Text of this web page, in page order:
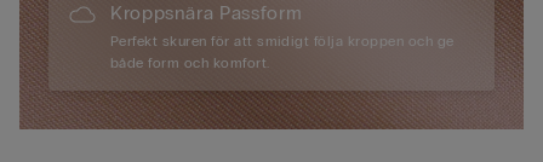
Kroppsnära Passform
Perfekt skuren för att smidigt följa kroppen och ge
både form och komfort.